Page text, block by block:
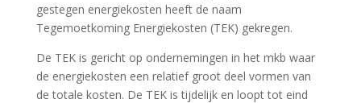
gestegen energiekosten heeft de naam
Tegemoetkoming Energiekosten (TEK) gekregen.
De TEK is gericht op ondernemingen in het mkb waar
de energiekosten een relatief groot deel vormen van
de totale kosten. De TEK is tijdelijk en loopt tot eind